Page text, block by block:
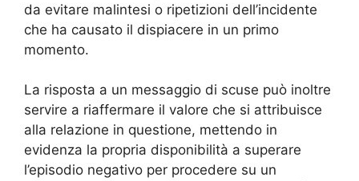
da evitare malintesi o ripetizioni dell’incidente
che ha causato il dispiacere in un primo
momento.
La risposta a un messaggio di scuse può inoltre
servire a riaffermare il valore che si attribuisce
alla relazione in questione, mettendo in
evidenza la propria disponibilità a superare
l’episodio negativo per procedere su un